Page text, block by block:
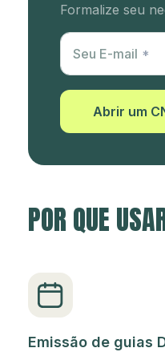
Formalize seu
Utm Content
Seu E-mail
Abrir um
POR QUE
Emissão de guias